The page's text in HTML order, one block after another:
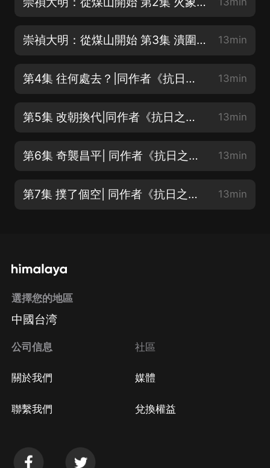
崇禎大明：從煤山開始 第3集 潰圍而出 13min
第4集 往何處去？|同作者《抗日之全能兵王》熱播 13min
第5集 改朝換代|同作者《抗日之全能兵王》熱播 13min
第6集 奇襲昌平| 同作者《抗日之全能兵王》熱播 13min
第7集 撲了個空| 同作者《抗日之全能兵王》熱播 13min
選擇您的地區
中國台湾
公司信息
關於我們
聯繫我們
社區
媒體
兌換權益